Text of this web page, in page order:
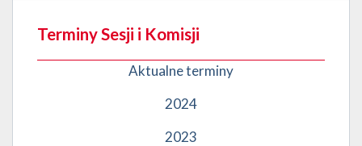
Terminy Sesji i Komisji
Aktualne terminy
2024
2023